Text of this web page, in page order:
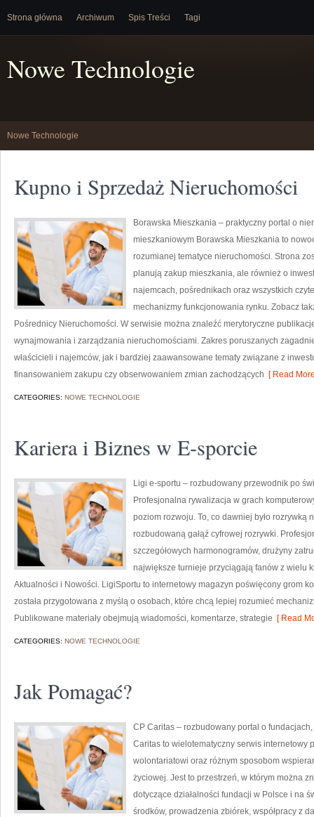
Strona główna Archiwum Spis Treści Tagi
Nowe Technologie
Nowe Technologie
Kupno i Sprzedaż Nieruchomości
Borawska Mieszkania – praktyczny portal o
mieszkaniowym Borawska Mieszkania to
rozumianej tematyce nieruchomości. Strona
planują zakup mieszkania, ale również o
najemcach, pośrednikach oraz wszystkich
mechanizmy funkcjonowania rynku. Zobacz
Pośrednicy Nieruchomości. W serwisie można znaleźć merytoryczne
wynajmowania i zarządzania nieruchomościami. Zakres poruszanych
właścicieli i najemców, jak i bardziej zaawansowane tematy związane z
finansowaniem zakupu czy obserwowaniem zmian zachodzących [ Read
CATEGORIES: NOWE TECHNOLOGIE
Kariera i Biznes w E-sporcie
Ligi e-sportu – rozbudowany przewodnik po
Profesjonalna rywalizacja w grach
poziom rozwoju. To, co dawniej było
rozbudowaną gałąź cyfrowej rozrywki.
szczegółowych harmonogramów, drużyny
największe turnieje przyciągają fanów z wielu
Aktualności i Nowości. LigiSportu to internetowy magazyn poświęcony grom
została przygotowana z myślą o osobach, które chcą lepiej rozumieć
Publikowane materiały obejmują wiadomości, komentarze, strategie [ Read
CATEGORIES: NOWE TECHNOLOGIE
Jak Pomagać?
CP Caritas – rozbudowany portal o
Caritas to wielotematyczny serwis internetowy
wolontariatowi oraz różnym sposobom
życiowej. Jest to przestrzeń, w którym można
dotyczące działalności fundacji w Polsce i na
środków, prowadzenia zbiórek, współpracy z